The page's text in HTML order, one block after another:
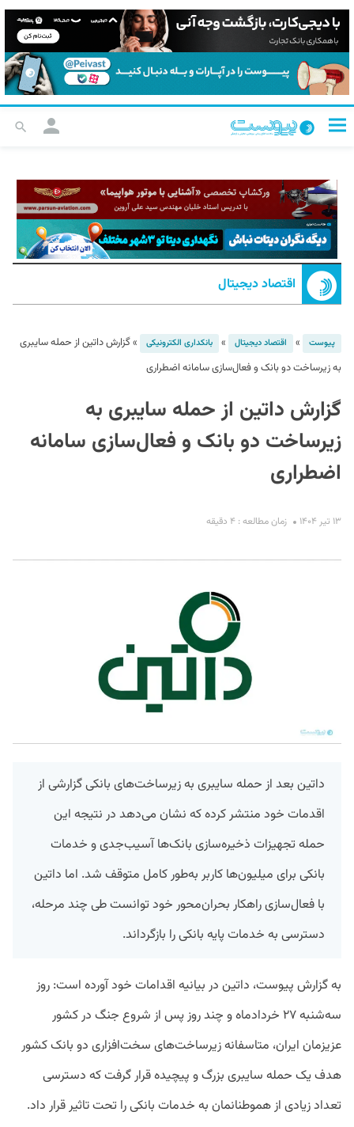
اقتصاد دیجیتال
پیوست » اقتصاد دیجیتال » بانکداری الکترونیکی »گزارش داتین از حمله سایبری
به زیرساخت دو بانک و فعال‌سازی سامانه اضطراری
گزارش داتین از حمله سایبری به
زیرساخت دو بانک و فعال‌سازی سامانه
اضطراری
۱۳ تیر ۱۴۰۴ زمان مطالعه : ۴ دقیقه
داتین بعد از حمله سایبری به زیرساخت‌های بانکی گزارشی از
اقدمات خود منتشر کرده که نشان می‌دهد در نتیجه این
حمله تجهیزات ذخیره‌سازی بانک‌ها آسیب‌جدی و خدمات
بانکی برای میلیون‌ها کاربر به‌طور کامل متوقف شد. اما داتین
با فعال‌سازی راهکار بحران‌محور خود توانست طی چند مرحله،
دسترسی به خدمات پایه بانکی را بازگرداند.
به گزارش پیوست، داتین در بیانیه اقدامات خود آورده است: روز
سه‌شنبه‌ ۲۷ خردادماه و چند روز پس از شروع جنگ در کشور
عزیزمان ایران، متاسفانه زیرساخت‌های سخت‌افزاری دو بانک کشور
هدف یک حمله سایبری بزرگ و پیچیده قرار گرفت که دسترسی
تعداد زیادی از هموطنانمان به خدمات بانکی را تحت تاثیر قرار داد.